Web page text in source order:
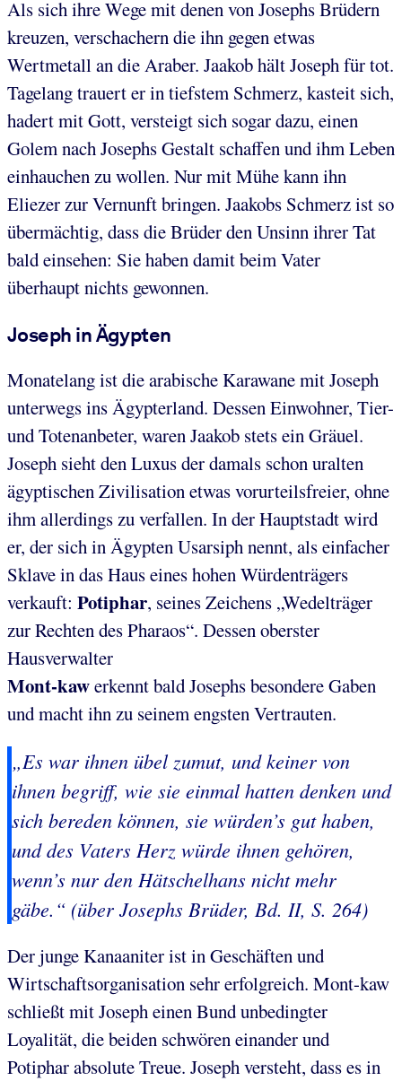
Als sich ihre Wege mit denen von Josephs Brüdern
kreuzen, verschachern die ihn gegen etwas
Wertmetall an die Araber. Jaakob hält Joseph für tot.
Tagelang trauert er in tiefstem Schmerz, kasteit sich,
hadert mit Gott, versteigt sich sogar dazu, einen
Golem nach Josephs Gestalt schaffen und ihm Leben
einhauchen zu wollen. Nur mit Mühe kann ihn
Eliezer zur Vernunft bringen. Jaakobs Schmerz ist so
übermächtig, dass die Brüder den Unsinn ihrer Tat
bald einsehen: Sie haben damit beim Vater
überhaupt nichts gewonnen.
Joseph in Ägypten
Monatelang ist die arabische Karawane mit Joseph
unterwegs ins Ägypterland. Dessen Einwohner, Tier-
und Totenanbeter, waren Jaakob stets ein Gräuel.
Joseph sieht den Luxus der damals schon uralten
ägyptischen Zivilisation etwas vorurteilsfreier, ohne
ihm allerdings zu verfallen. In der Hauptstadt wird
er, der sich in Ägypten Usarsiph nennt, als einfacher
Sklave in das Haus eines hohen Würdenträgers
verkauft: Potiphar, seines Zeichens „Wedelträger
zur Rechten des Pharaos“. Dessen oberster
Hausverwalter
Mont-kawerkennt bald Josephs besondere Gaben
und macht ihn zu seinem engsten Vertrauten.
„Es war ihnen übel zumut, und keiner von
ihnen begriff, wie sie einmal hatten denken und
sich bereden können, sie würden’s gut haben,
und des Vaters Herz würde ihnen gehören,
wenn’s nur den Hätschelhans nicht mehr
gäbe.“ (über Josephs Brüder, Bd. II, S. 264)
Der junge Kanaaniter ist in Geschäften und
Wirtschaftsorganisation sehr erfolgreich. Mont-kaw
schließt mit Joseph einen Bund unbedingter
Loyalität, die beiden schwören einander und
Potiphar absolute Treue. Joseph versteht, dass es in